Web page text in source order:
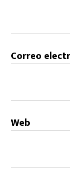
Correo
Web